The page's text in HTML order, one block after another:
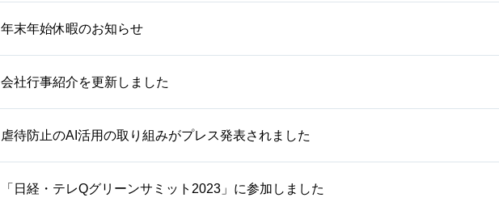
年末年始休暇のお知らせ
会社行事紹介を更新しました
虐待防止のAI活用の取り組みがプレス発表されました
「日経・テレQグリーンサミット2023」に参加しました